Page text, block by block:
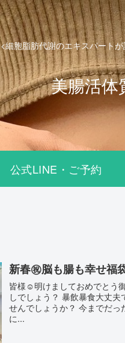
<細胞脂肪代謝のエキスパート
美腸活体
公式LINE・ご予約
新春㊗️脳も腸も幸せ福
皆様☺️明けましておめでとう御座います🎍 お正
しでしょう？ 暴飲暴食大丈夫ですか？お腹周り、身体重たく感じてま
せんでしょうか？ 今までだったら食べたら食べた分だけ、贅肉や体重
に...